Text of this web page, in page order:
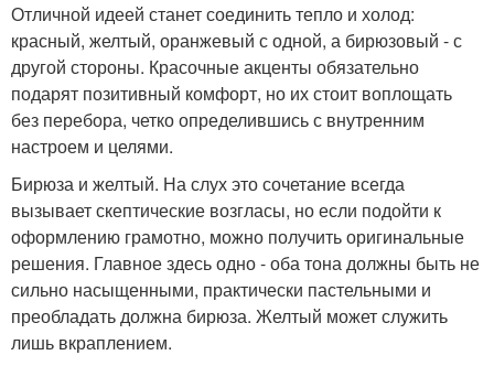
Отличной идеей станет соединить тепло и холод:
красный, желтый, оранжевый с одной, а бирюзовый - с
другой стороны. Красочные акценты обязательно
подарят позитивный комфорт, но их стоит воплощать
без перебора, четко определившись с внутренним
настроем и целями.
Бирюза и желтый. На слух это сочетание всегда
вызывает скептические возгласы, но если подойти к
оформлению грамотно, можно получить оригинальные
решения. Главное здесь одно - оба тона должны быть не
сильно насыщенными, практически пастельными и
преобладать должна бирюза. Желтый может служить
лишь вкраплением.